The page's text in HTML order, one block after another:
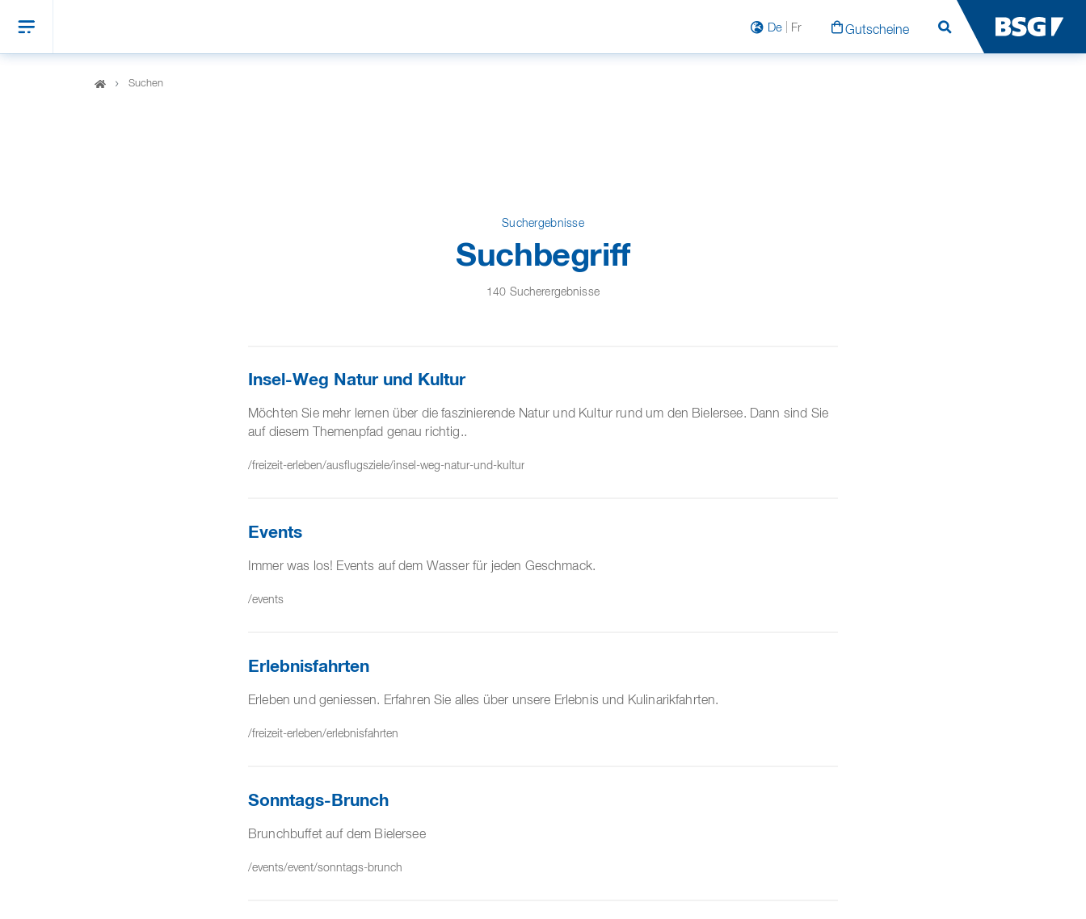
De Fr Gutscheine Suchen
Suchen
Suchergebnisse
Suchbegriff
140 Sucherergebnisse
Insel-Weg Natur und Kultur
Möchten Sie mehr lernen über die faszinierende Natur und Kultur rund um den Bielersee. Dann sind Sie
auf diesem Themenpfad genau richtig..
/freizeit-erleben/ausflugsziele/insel-weg-natur-und-kultur
Events
Immer was los! Events auf dem Wasser für jeden Geschmack.
/events
Erlebnisfahrten
Erleben und geniessen. Erfahren Sie alles über unsere Erlebnis und Kulinarikfahrten.
/freizeit-erleben/erlebnisfahrten
Sonntags-Brunch
Brunchbuffet auf dem Bielersee
/events/event/sonntags-brunch